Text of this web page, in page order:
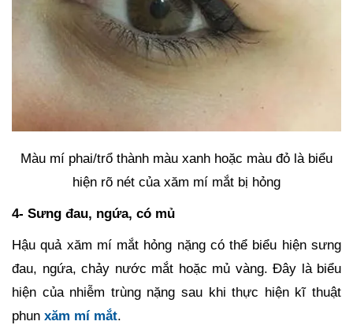
Màu mí phai/trổ thành màu xanh hoặc màu đỏ là biểu
hiện rõ nét của xăm mí mắt bị hỏng
4- Sưng đau, ngứa, có mủ
Hậu quả xăm mí mắt hỏng nặng có thể biểu hiện sưng
đau, ngứa, chảy nước mắt hoặc mủ vàng. Đây là biểu
hiện của nhiễm trùng nặng sau khi thực hiện kĩ thuật
phun xăm mí mắt.